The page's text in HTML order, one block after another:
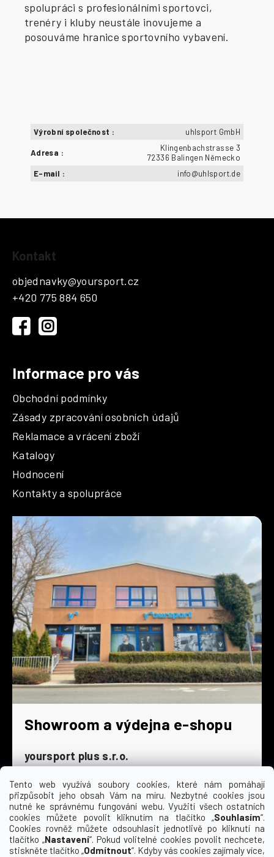
Tento web využívá soubory cookies, které nám pomáhají
přizpůsobit jeho obsah Vám na míru. Nezbytné cookies jsou
nutné ke správnému fungování webu. Využití všech ostatních
cookies můžete povolit kliknutím na tlačítko „Souhlasím“.
Cookies rovněž můžete odsouhlasit jednotlivě po kliknutí na
tlačítko „Nastavení“. Pokud volitelné cookies povolit nechcete,
stiskněte tlačítko „Odmítnout“. Kdyby vás cookies zajímaly více,
spolupráci s profesionálními sportovci,
trenéry i kluby neustále inovujeme a
posouváme hranice sportovního vybavení.
Výrobní společnost : uhlsport GmbH
Adresa :
Klingenbachstrasse 3
72336 Balingen Německo
E-mail : info@uhlsport.de
Kontakt
objednavky@yoursport.cz
+420 775 884 650
Informace pro vás
Obchodní podmínky
Zásady zpracování osobních údajů
Reklamace a vrácení zboží
Katalogy
Hodnocení
Kontakty a spolupráce
Showroom a výdejna e-shopu
yoursport plus s.r.o.
Dyjská 845/4
196 00 Praha 9 - Čakovice
Po - Čt
9:00 - 16:30
Pá
9:00 - 15:30
So
zavřeno
Ne
zavřeno